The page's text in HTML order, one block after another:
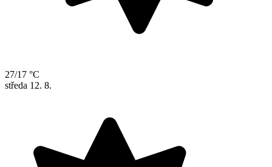
27/17 °C
středa 12. 8.